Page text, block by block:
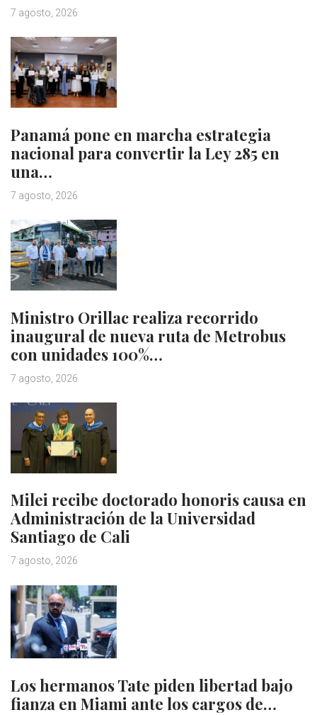
7 agosto, 2026
Panamá pone en marcha estrategia
nacional para convertir la Ley 285 en
una…
7 agosto, 2026
Ministro Orillac realiza recorrido
inaugural de nueva ruta de Metrobus
con unidades 100%…
7 agosto, 2026
Milei recibe doctorado honoris causa en
Administración de la Universidad
Santiago de Cali
7 agosto, 2026
Los hermanos Tate piden libertad bajo
fianza en Miami ante los cargos de…